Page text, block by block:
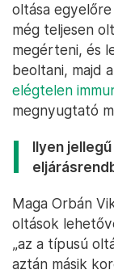
oltása
még teljesen
megérteni, és
beoltani, majd a
elégtelen
megnyugtató
Ilyen
Maga Orbán
oltások
„az a típusú
aztán másik